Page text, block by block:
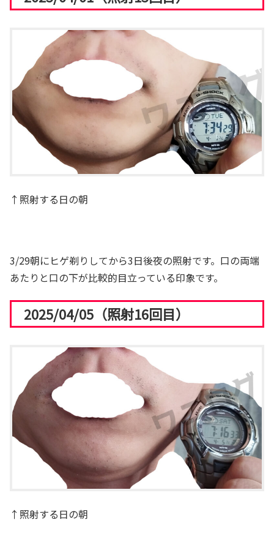
↑照射する日の朝
3/29朝にヒゲ剃りしてから3日後夜の照射です。口の両端
あたりと口の下が比較的目立っている印象です。
2025/04/05（照射16回目）
↑照射する日の朝